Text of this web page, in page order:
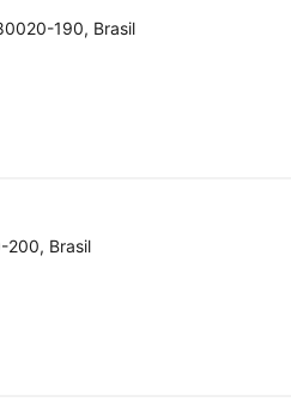
190, Brasil
200, Brasil